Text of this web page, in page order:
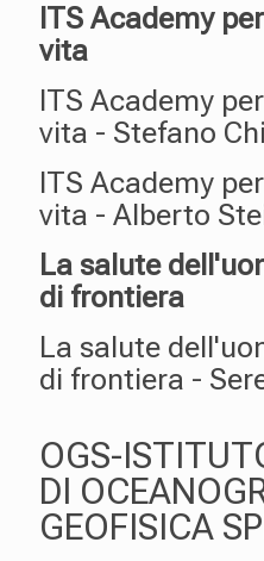
ITS Academy
vita
ITS Academy
vita - Stefano
ITS Academy
vita - Alberto
La salute
di frontiera
La salute
di frontiera -
OGS-
DI
GEOFISICA